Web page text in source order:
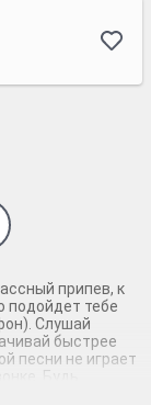
припев, к
подойдет тебе
Слушай
быстрее
песни не играет
Будь
и оценит